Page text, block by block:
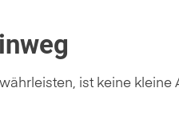
ist keine kleine